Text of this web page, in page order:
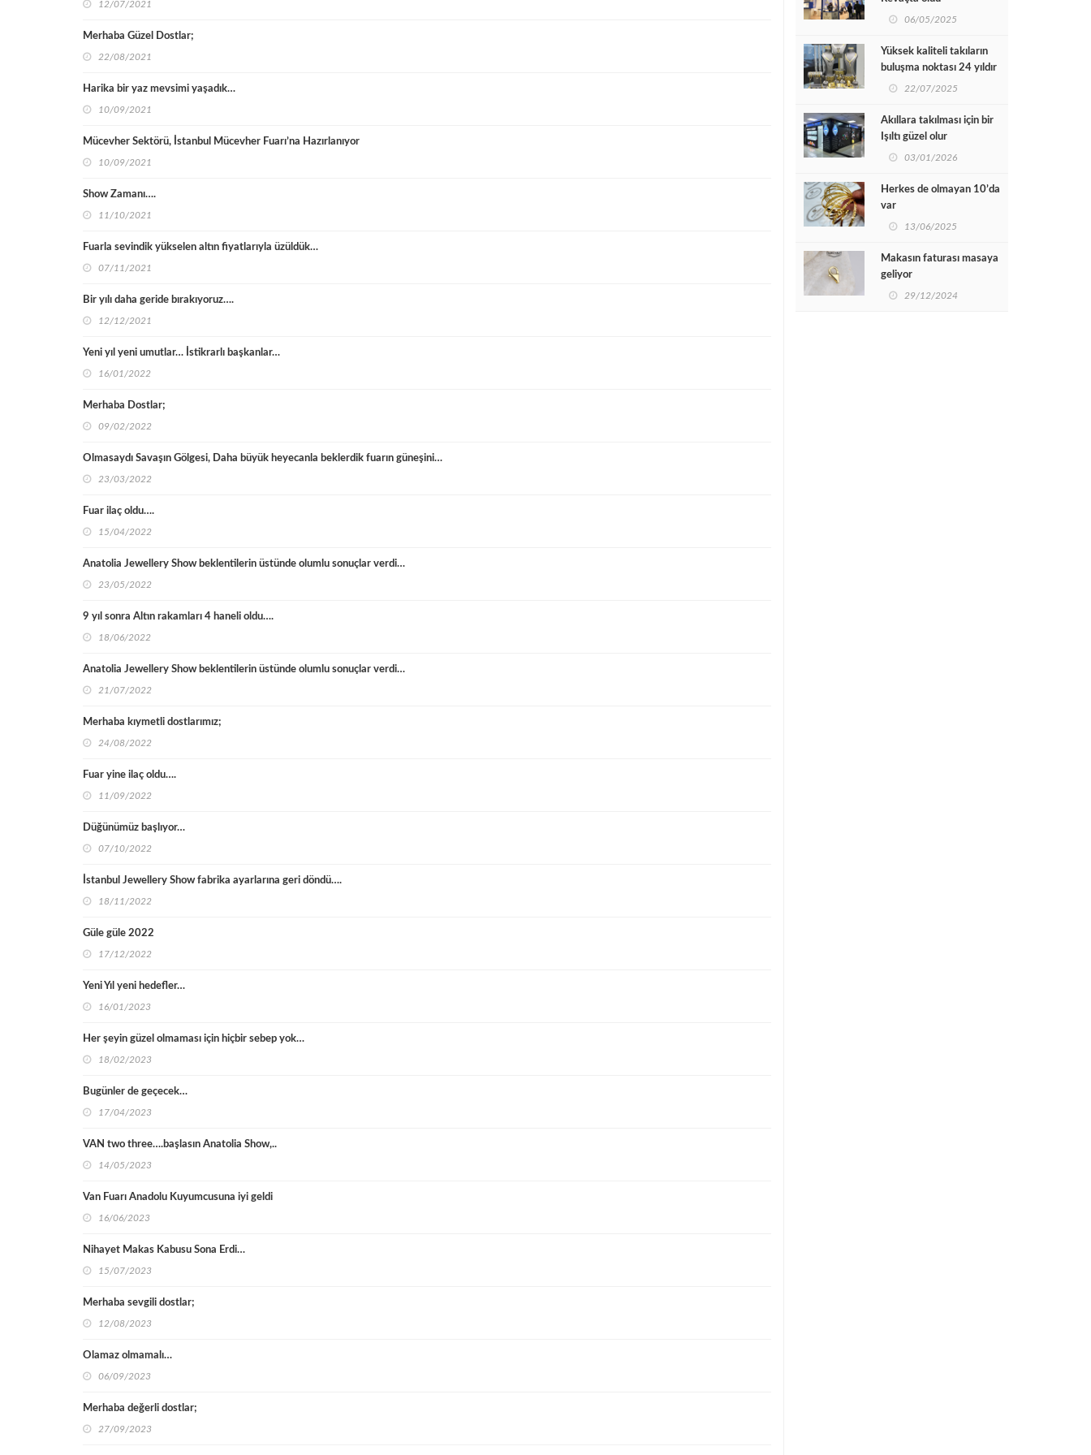
12/07/2021
Merhaba Güzel Dostlar;
22/08/2021
Harika bir yaz mevsimi yaşadık…
10/09/2021
Mücevher Sektörü, İstanbul Mücevher Fuarı’na Hazırlanıyor
10/09/2021
Show Zamanı….
11/10/2021
Fuarla sevindik yükselen altın fiyatlarıyla üzüldük…
07/11/2021
Bir yılı daha geride bırakıyoruz….
12/12/2021
Yeni yıl yeni umutlar… İstikrarlı başkanlar…
16/01/2022
Merhaba Dostlar;
09/02/2022
Olmasaydı Savaşın Gölgesi, Daha büyük heyecanla beklerdik fuarın güneşini…
23/03/2022
Fuar ilaç oldu….
15/04/2022
Anatolia Jewellery Show beklentilerin üstünde olumlu sonuçlar verdi…
23/05/2022
9 yıl sonra Altın rakamları 4 haneli oldu….
18/06/2022
Anatolia Jewellery Show beklentilerin üstünde olumlu sonuçlar verdi…
21/07/2022
Merhaba kıymetli dostlarımız;
24/08/2022
Fuar yine ilaç oldu….
11/09/2022
Düğünümüz başlıyor…
07/10/2022
İstanbul Jewellery Show fabrika ayarlarına geri döndü….
18/11/2022
Güle güle 2022
17/12/2022
Yeni Yıl yeni hedefler…
16/01/2023
Her şeyin güzel olmaması için hiçbir sebep yok…
18/02/2023
Bugünler de geçecek…
17/04/2023
VAN two three….başlasın Anatolia Show,..
14/05/2023
Van Fuarı Anadolu Kuyumcusuna iyi geldi
16/06/2023
Nihayet Makas Kabusu Sona Erdi…
15/07/2023
Merhaba sevgili dostlar;
12/08/2023
Olamaz olmamalı…
06/09/2023
Merhaba değerli dostlar;
27/09/2023
06/05/2025
Yüksek kaliteli takıların
buluşma noktası 24 yıldır
güven dolu yarınlara imza
22/07/2025
Akıllara takılması için bir
Işıltı güzel olur
03/01/2026
Herkes de olmayan 10’da
var
13/06/2025
Makasın faturası masaya
geliyor
29/12/2024